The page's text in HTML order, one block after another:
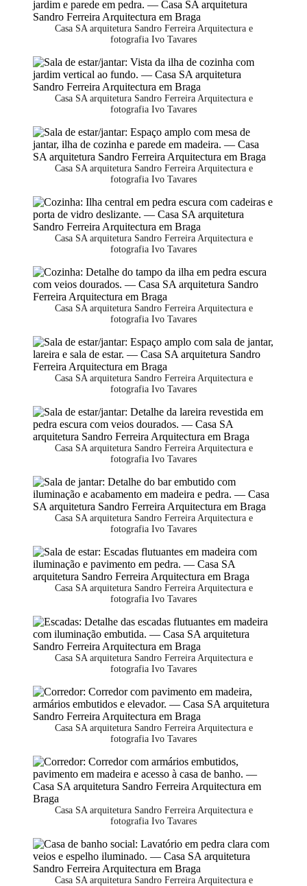
Casa SA arquitetura Sandro Ferreira Arquitectura e
fotografia Ivo Tavares
Casa SA arquitetura Sandro Ferreira Arquitectura e
fotografia Ivo Tavares
Casa SA arquitetura Sandro Ferreira Arquitectura e
fotografia Ivo Tavares
Casa SA arquitetura Sandro Ferreira Arquitectura e
fotografia Ivo Tavares
Casa SA arquitetura Sandro Ferreira Arquitectura e
fotografia Ivo Tavares
Casa SA arquitetura Sandro Ferreira Arquitectura e
fotografia Ivo Tavares
Casa SA arquitetura Sandro Ferreira Arquitectura e
fotografia Ivo Tavares
Casa SA arquitetura Sandro Ferreira Arquitectura e
fotografia Ivo Tavares
Casa SA arquitetura Sandro Ferreira Arquitectura e
fotografia Ivo Tavares
Casa SA arquitetura Sandro Ferreira Arquitectura e
fotografia Ivo Tavares
Casa SA arquitetura Sandro Ferreira Arquitectura e
fotografia Ivo Tavares
Casa SA arquitetura Sandro Ferreira Arquitectura e
fotografia Ivo Tavares
Casa SA arquitetura Sandro Ferreira Arquitectura e